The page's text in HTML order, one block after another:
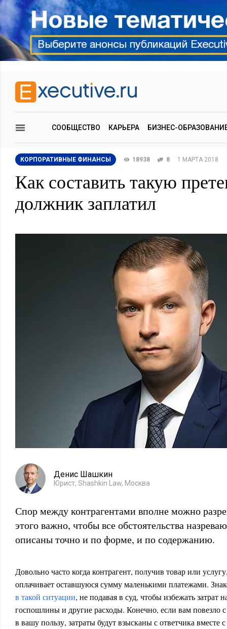
СООБЩЕСТВО КАРЬЕРА БИЗНЕС-
КОРПОРАТИВНЫЕ ФИНАНСЫ 18938 8 1 МАРТА 2018
Как составить такую
должник заплатил
Денис Шашкин
Юрист, Shashkin Law, Москва
Спор между контрагентами вполне можно
этого важно, чтобы все обстоятельства
описаны точно и по форме, и по содержанию.
Довольно часто когда контрагент, получив товар или
оплачивает оставшуюся сумму маленькими платежами.
в такой ситуации, не подавая в суд, чтобы избежать затрат
госпошлины и другие расходы. Конечно, если вам повезло
в вашу пользу, затраты будут взысканы с ответчика вместе